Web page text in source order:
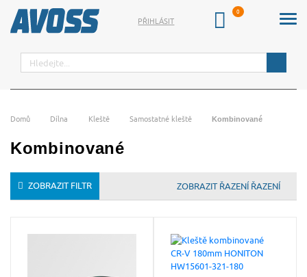
Hledat
PŘIHLÁSIT
Domů Dílna Kleště Samostatné kleště Kombinované
Kombinované
ZOBRAZIT FILTR ŘAZENÍ